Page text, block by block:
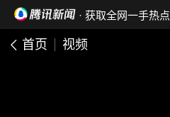
· 获取全网一手热点
首页 视频